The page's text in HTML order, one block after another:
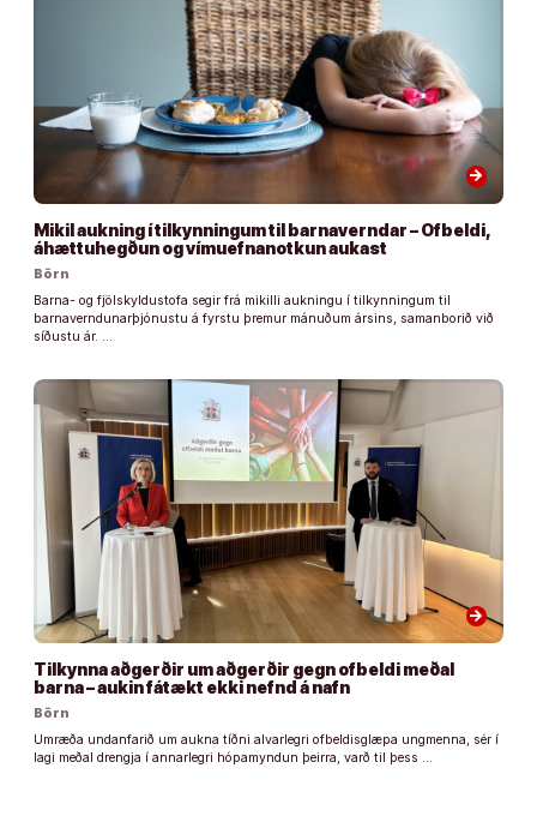
arrow_forward
Mikil aukning í tilkynningum til barnaverndar – Ofbeldi,
áhættuhegðun og vímuefnanotkun aukast
Börn
Barna- og fjölskyldustofa segir frá mikilli aukningu í tilkynningum til
barnaverndunarþjónustu á fyrstu þremur mánuðum ársins, samanborið við
síðustu ár. …
arrow_forward
Tilkynna aðgerðir um aðgerðir gegn ofbeldi meðal
barna – aukin fátækt ekki nefnd á nafn
Börn
Umræða undanfarið um aukna tíðni alvarlegri ofbeldisglæpa ungmenna, sér í
lagi meðal drengja í annarlegri hópamyndun þeirra, varð til þess …